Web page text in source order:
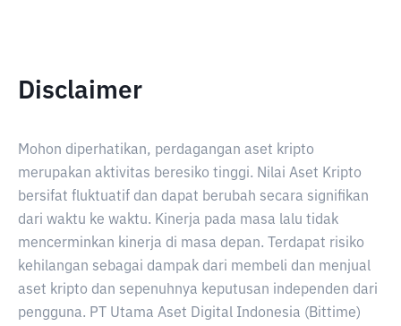
Disclaimer
Mohon diperhatikan, perdagangan aset kripto
merupakan aktivitas beresiko tinggi. Nilai Aset Kripto
bersifat fluktuatif dan dapat berubah secara signifikan
dari waktu ke waktu. Kinerja pada masa lalu tidak
mencerminkan kinerja di masa depan. Terdapat risiko
kehilangan sebagai dampak dari membeli dan menjual
aset kripto dan sepenuhnya keputusan independen dari
pengguna. PT Utama Aset Digital Indonesia (Bittime)